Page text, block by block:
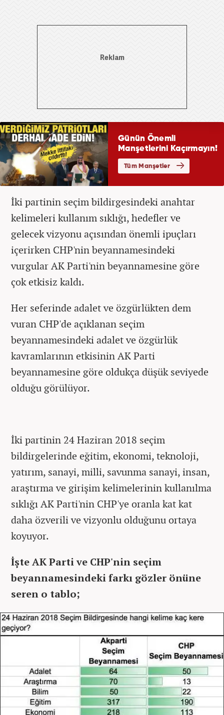
İki partinin seçim bildirgesindeki anahtar
kelimeleri kullanım sıklığı, hedefler ve
gelecek vizyonu açısından önemli ipuçları
içerirken CHP'nin beyannamesindeki
vurgular AK Parti'nin beyannamesine göre
çok etkisiz kaldı.
Her seferinde adalet ve özgürlükten dem
vuran CHP'de açıklanan seçim
beyannamesindeki adalet ve özgürlük
kavramlarının etkisinin AK Parti
beyannamesine göre oldukça düşük seviyede
olduğu görülüyor.
İki partinin 24 Haziran 2018 seçim
bildirgelerinde eğitim, ekonomi, teknoloji,
yatırım, sanayi, milli, savunma sanayi, insan,
araştırma ve girişim kelimelerinin kullanılma
sıklığı AK Parti'nin CHP'ye oranla kat kat
daha özverili ve vizyonlu olduğunu ortaya
koyuyor.
İşte AK Parti ve CHP'nin seçim
beyannamesindeki farkı gözler önüne
seren o tablo;